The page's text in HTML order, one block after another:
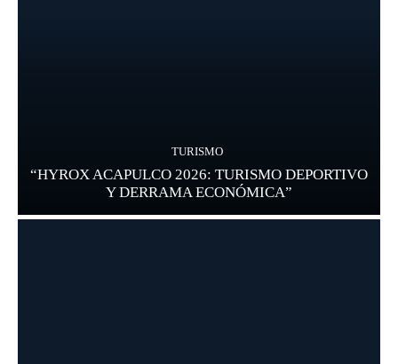
TURISMO
“HYROX ACAPULCO 2026: TURISMO DEPORTIVO
Y DERRAMA ECONÓMICA”